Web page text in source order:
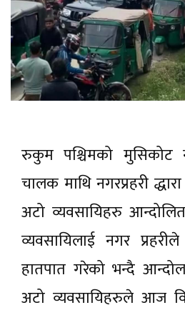
रुकुम पश्चिमको मुसिकोट
चालक माथि नगरप्रहरी
अटो व्यवसायिहरु
व्यवसायिलाई नगर
हातपात गरेको भन्दै
अटो व्यवसायिहरुले आज